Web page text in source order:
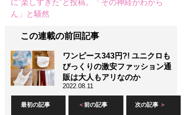
に“楽しすぎた“と投稿。「その神経がわから
ん」と騒然
この連載の前回記事
ワンピース343円?! ユニクロも
びっくりの激安ファッション通
販は大人もアリなのか
2022.08.11
最初の記事 前の記事 次の記事